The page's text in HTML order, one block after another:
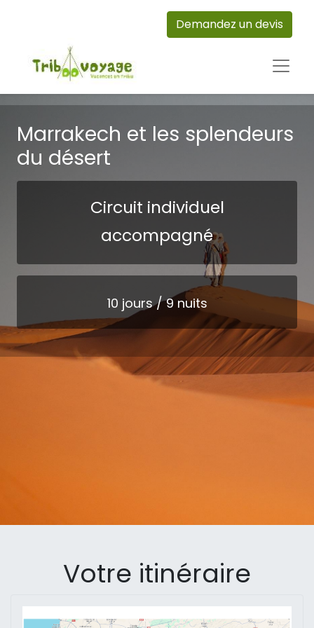
Demandez un devis
Marrakech et les splendeurs
du désert
Circuit individuel
accompagné
10 jours / 9 nuits
Votre itinéraire